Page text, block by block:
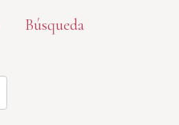
Búsqueda